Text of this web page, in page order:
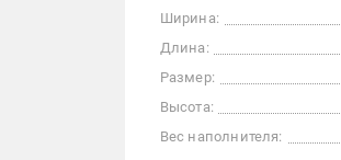
Ширина:
Длина:
Размер:
Высота:
Вес наполнителя: